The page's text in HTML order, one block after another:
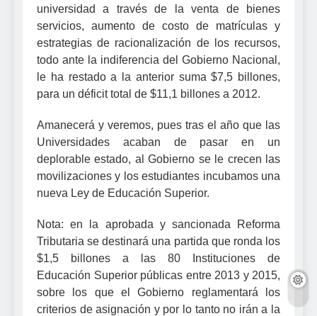
universidad a través de la venta de bienes
servicios, aumento de costo de matrículas y
estrategias de racionalización de los recursos,
todo ante la indiferencia del Gobierno Nacional,
le ha restado a la anterior suma $7,5 billones,
para un déficit total de $11,1 billones a 2012.
Amanecerá y veremos, pues tras el año que las
Universidades acaban de pasar en un
deplorable estado, al Gobierno se le crecen las
movilizaciones y los estudiantes incubamos una
nueva Ley de Educación Superior.
Nota: en la aprobada y sancionada Reforma
Tributaria se destinará una partida que ronda los
$1,5 billones a las 80 Instituciones de
Educación Superior públicas entre 2013 y 2015,
sobre los que el Gobierno reglamentará los
criterios de asignación y por lo tanto no irán a la